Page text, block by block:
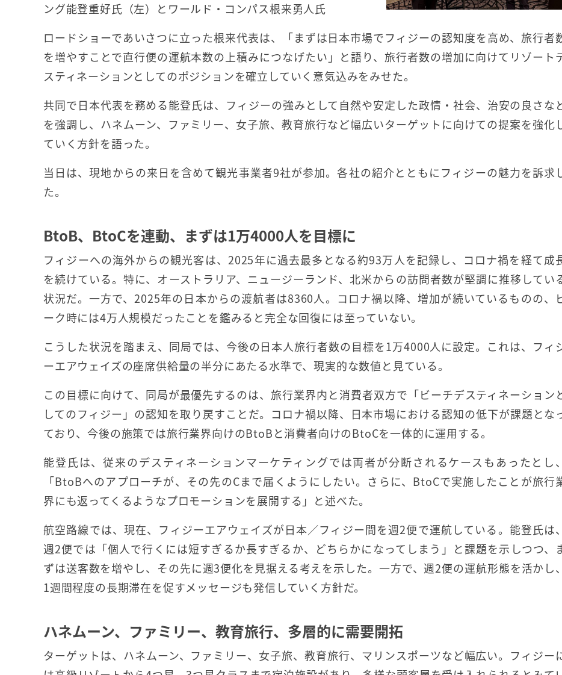
ング能登重好氏（左）とワールド・コンパス根来勇人氏
ロードショーであいさつに立った根来代表は、「まずは日本市場でフィジーの認知度を高め、旅行者
を増やすことで直行便の運航本数の上積みにつなげたい」と語り、旅行者数の増加に向けてリゾート
スティネーションとしてのポジションを確立していく意気込みをみせた。
共同で日本代表を務める能登氏は、フィジーの強みとして自然や安定した政情・社会、治安の良さな
を強調し、ハネムーン、ファミリー、女子旅、教育旅行など幅広いターゲットに向けての提案を強化
ていく方針を語った。
当日は、現地からの来日を含めて観光事業者9社が参加。各社の紹介とともにフィジーの魅力を訴求
た。
BtoB、BtoCを連動、まずは1万4000人を目標に
フィジーへの海外からの観光客は、2025年に過去最多となる約93万人を記録し、コロナ禍を経て成
を続けている。特に、オーストラリア、ニュージーランド、北米からの訪問者数が堅調に推移してい
状況だ。一方で、2025年の日本からの渡航者は8360人。コロナ禍以降、増加が続いているものの、
ーク時には4万人規模だったことを鑑みると完全な回復には至っていない。
こうした状況を踏まえ、同局では、今後の日本人旅行者数の目標を1万4000人に設定。これは、フィ
ーエアウェイズの座席供給量の半分にあたる水準で、現実的な数値と見ている。
この目標に向けて、同局が最優先するのは、旅行業界内と消費者双方で「ビーチデスティネーション
してのフィジー」の認知を取り戻すことだ。コロナ禍以降、日本市場における認知の低下が課題とな
ており、今後の施策では旅行業界向けのBtoBと消費者向けのBtoCを一体的に運用する。
能登氏は、従来のデスティネーションマーケティングでは両者が分断されるケースもあったとし、
「BtoBへのアプローチが、その先のCまで届くようにしたい。さらに、BtoCで実施したことが旅行
界にも返ってくるようなプロモーションを展開する」と述べた。
航空路線では、現在、フィジーエアウェイズが日本／フィジー間を週2便で運航している。能登氏は、
週2便では「個人で行くには短すぎるか長すぎるか、どちらかになってしまう」と課題を示しつつ、
ずは送客数を増やし、その先に週3便化を見据える考えを示した。一方で、週2便の運航形態を活かし、
1週間程度の長期滞在を促すメッセージも発信していく方針だ。
ハネムーン、ファミリー、教育旅行、多層的に需要開拓
ターゲットは、ハネムーン、ファミリー、女子旅、教育旅行、マリンスポーツなど幅広い。フィジー